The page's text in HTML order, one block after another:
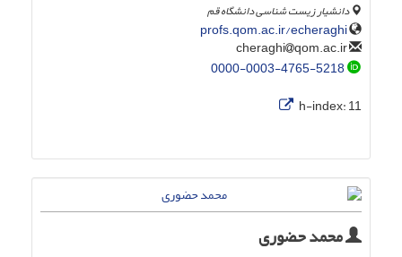
دانشیار زیست شناسی دانشگاه قم
profs.qom.ac.ir/echeraghi
qom.ac.ir
0000-0003-4765-5218
h-index:11
محمد حضوری